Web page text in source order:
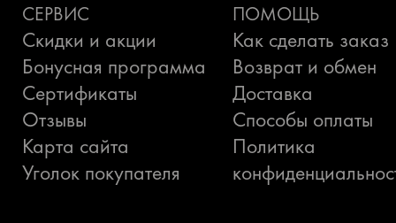
СЕРВИС
Скидки и акции
Бонусная программа
Сертификаты
Отзывы
Карта сайта
Уголок покупателя
ПОМОЩЬ
Как сделать заказ
Возврат и обмен
Доставка
Способы оплаты
Политика